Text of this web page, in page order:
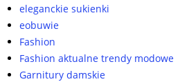
eleganckie sukienki
eobuwie
Fashion
Fashion aktualne trendy modowe
Garnitury damskie